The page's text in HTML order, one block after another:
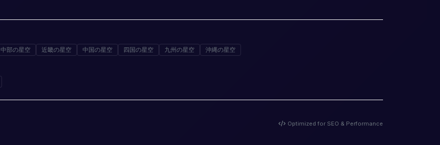
中部の星空 近畿の星空 中国の星空 四国の星空 九州の星空 沖縄の星空
Optimized for SEO & Performance